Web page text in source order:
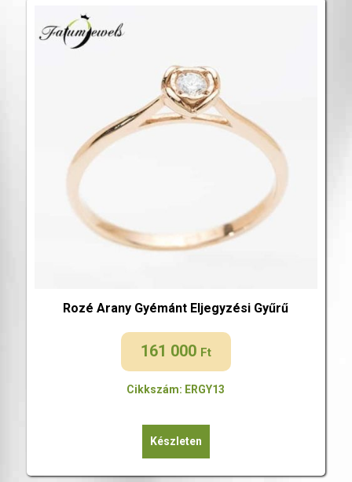
Rozé Arany Gyémánt Eljegyzési Gyűrű
161 000 Ft
Cikkszám: ERGY13
Készleten